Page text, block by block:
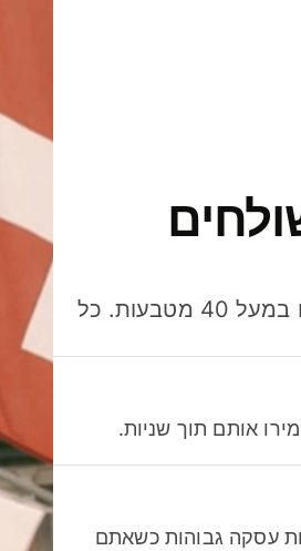
חסכו כסף כשאתo שולחים, מוציאים ומקבלים תשלום במעל 40 מטבעות. כל
אותם תוך שניות.
עסקה גבוהות כשאתם